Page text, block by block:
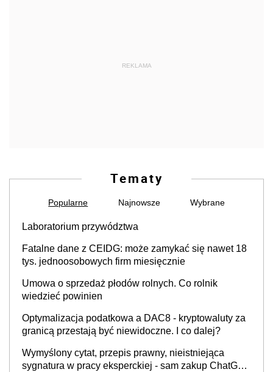
REKLAMA
Tematy
Popularne Najnowsze Wybrane
Laboratorium przywództwa
Fatalne dane z CEIDG: może zamykać się nawet 18
tys. jednoosobowych firm miesięcznie
Umowa o sprzedaż płodów rolnych. Co rolnik
wiedzieć powinien
Optymalizacja podatkowa a DAC8 - kryptowaluty za
granicą przestają być niewidoczne. I co dalej?
Wymyślony cytat, przepis prawny, nieistniejąca
sygnatura w pracy eksperckiej - sam zakup ChatGPT